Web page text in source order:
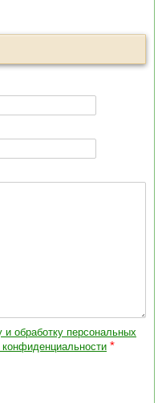
и обработку персональных
конфиденциальности *